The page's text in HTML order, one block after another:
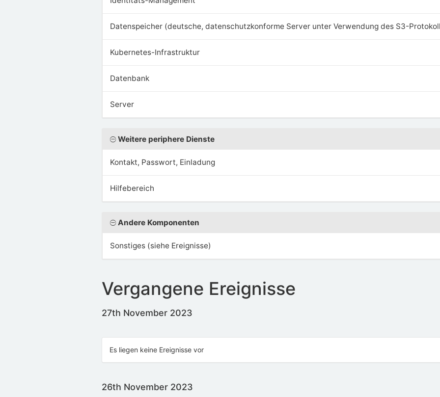
Datenspeicher (deutsche, datenschutzkonforme Server unter Verwendung des S3-
Kubernetes-Infrastruktur
Datenbank
Server
Weitere periphere Dienste
Kontakt, Passwort, Einladung
Hilfebereich
Andere Komponenten
Sonstiges (siehe Ereignisse)
Vergangene Ereignisse
27th November 2023
Es liegen keine Ereignisse vor
26th November 2023